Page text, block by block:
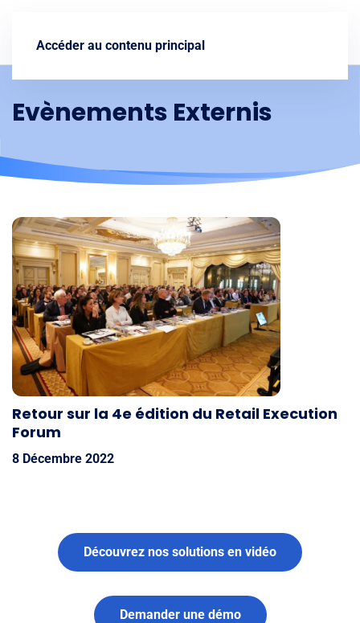
Accéder au contenu principal
Evènements Externis
Retour sur la 4e édition du Retail Execution
Forum
8 Décembre 2022
Découvrez nos solutions en vidéo
Demander une démo